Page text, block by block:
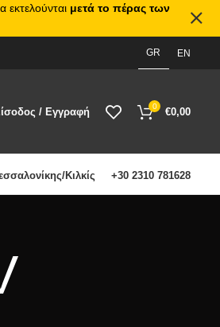
GR EN
/ Εγγραφή 0 €0,00
Κιλκίς +30 2310 781628
εκτελούνται μετά το πέρας των